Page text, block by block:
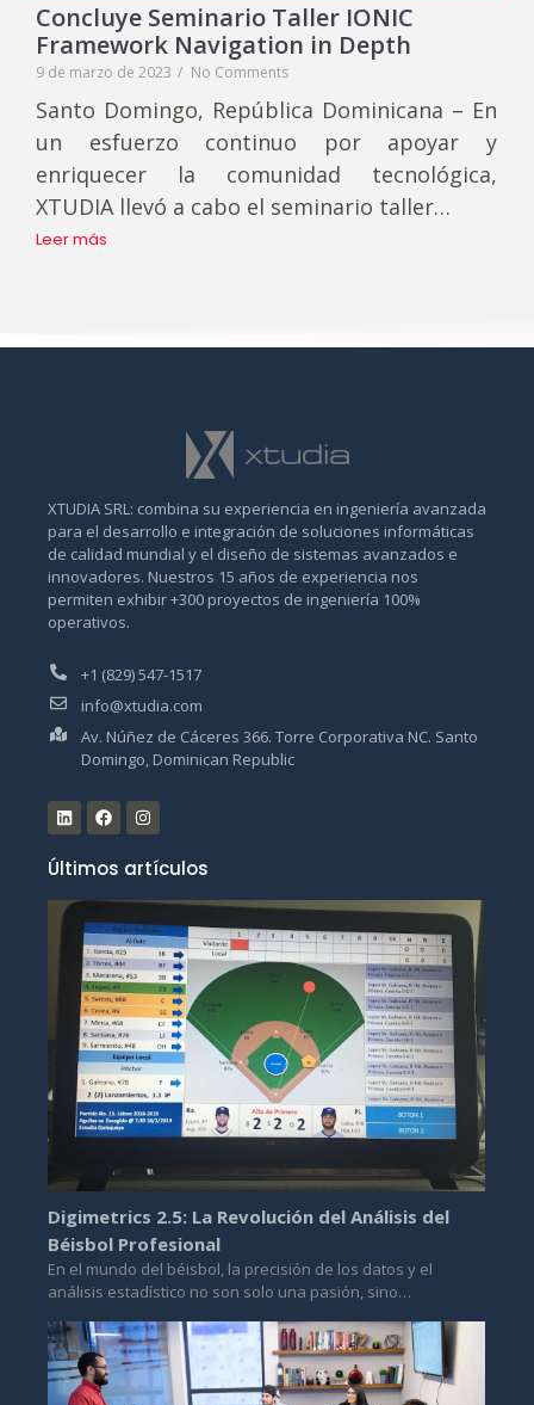
Concluye Seminario Taller IONIC
Framework Navigation in Depth
9 de marzo de 2023 / No Comments
Santo Domingo, República Dominicana – En
un esfuerzo continuo por apoyar y
enriquecer la comunidad tecnológica,
XTUDIA llevó a cabo el seminario taller…
Leer más
XTUDIA SRL: combina su experiencia en ingeniería avanzada
para el desarrollo e integración de soluciones informáticas
de calidad mundial y el diseño de sistemas avanzados e
innovadores. Nuestros 15 años de experiencia nos
permiten exhibir +300 proyectos de ingeniería 100%
operativos.
+1 (829) 547-1517
info@xtudia.com
Av. Núñez de Cáceres 366. Torre Corporativa NC. Santo
Domingo, Dominican Republic
Últimos artículos
Digimetrics 2.5: La Revolución del Análisis del
Béisbol Profesional
En el mundo del béisbol, la precisión de los datos y el
análisis estadístico no son solo una pasión, sino…